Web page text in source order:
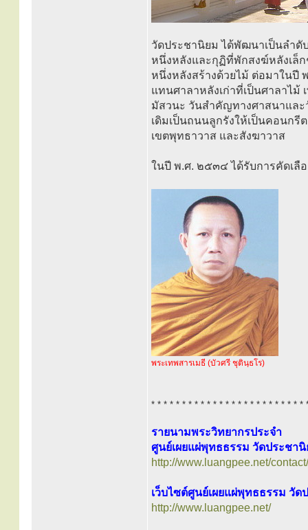
วัดประชานิยม ได้พัฒนาเป็นลำดั
หนึ่งหลังและกุฏิที่พักสงฆ์หลังเล็
หนึ่งหลังสร้างด้วยไม้ ต่อมาในปี
แทนศาลาหลังเก่าที่เป็นศาลาไ
มัสวนะ วันสำคัญทางศาสนาแล
เดิมเป็นถนนลูกรังให้เป็นคอนกรี
เขตพุทธาวาส และสังฆาวาส
ในปี พ.ศ. ๒๕๓๔ ได้รับการคัดเลื
พระเทพสารเมธี (บัวศรี ชุตินฺธโร)
* * * * * * * * * * * * * * * * * * * * * * * * *
รายนามพระวิทยากรประจำ
ศูนย์เผยแผ่พุทธธรรม วัดประชา
http://www.luangpee.net/contact/
เว็บไซต์ศูนย์เผยแผ่พุทธธรรม วัด
http://www.luangpee.net/